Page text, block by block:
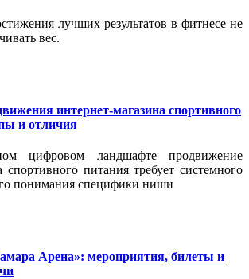
лучших результатов в фитнесе не
вес.
интернет-магазина спортивного
и отличия
цифровом ландшафте продвижение
спортивного питания требует системного
понимания специфики ниши
Арена»: мероприятия, билеты и